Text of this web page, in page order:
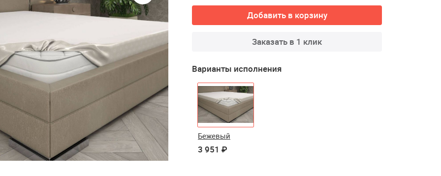
Добавить в корзину
Заказать в 1 клик
Варианты исполнения
Бежевый
3 951 ₽